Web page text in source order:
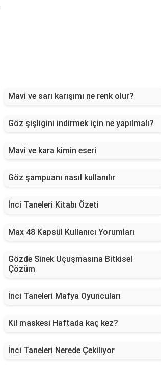
Mavi ve sarı karışımı ne renk olur?
Göz şişliğini indirmek için ne yapılmalı?
Mavi ve kara kimin eseri
Göz şampuanı nasıl kullanılır
İnci Taneleri Kitabı Özeti
Max 48 Kapsül Kullanıcı Yorumları
Gözde Sinek Uçuşmasına Bitkisel
Çözüm
İnci Taneleri Mafya Oyuncuları
Kil maskesi Haftada kaç kez?
İnci Taneleri Nerede Çekiliyor